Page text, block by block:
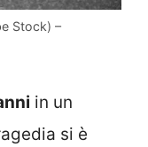
Stock) –
in un
si è